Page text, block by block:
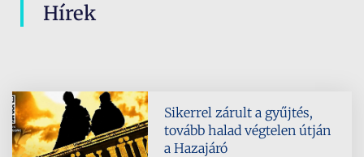
Hírek
Sikerrel zárult a gyűjtés,
tovább halad végtelen útján
a Hazajáró